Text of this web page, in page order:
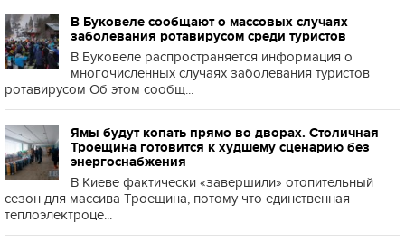
В Буковеле сообщают о массовых случаях
заболевания ротавирусом среди туристов
В Буковеле распространяется информация о
многочисленных случаях заболевания туристов
ротавирусом Об этом сообщ...
Ямы будут копать прямо во дворах. Столичная
Троещина готовится к худшему сценарию без
энергоснабжения
В Киеве фактически «завершили» отопительный
сезон для массива Троещина, потому что единственная
теплоэлектроце...